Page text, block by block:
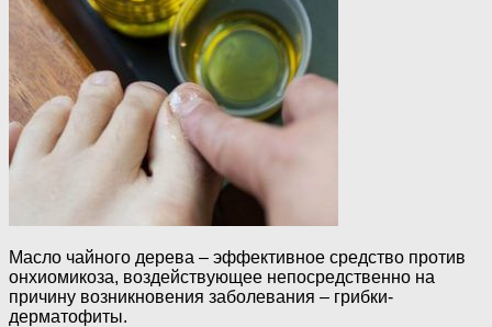
Масло чайного дерева – эффективное средство против
онхиомикоза, воздействующее непосредственно на
причину возникновения заболевания – грибки-
дерматофиты.